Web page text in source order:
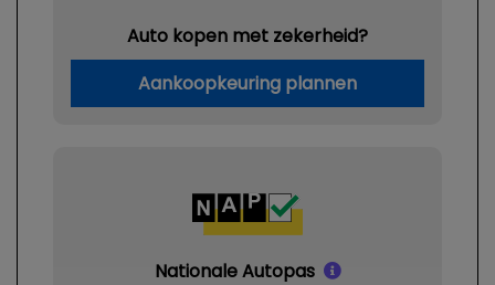
Auto kopen met zekerheid?
Aankoopkeuring plannen
Nationale Autopas